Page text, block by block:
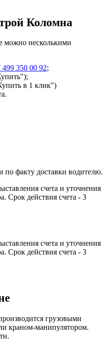
Коломна
можно несколькими
499 350 00 92;
в 1 клик")
факту доставки водителю.
счета и уточнения
Срок действия счета - 3
счета и уточнения
Срок действия счета - 3
грузовыми
краном-манипулятором.